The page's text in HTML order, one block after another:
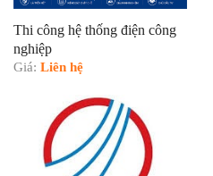
Thi công hệ thống điện công
nghiệp
Giá: Liên hệ